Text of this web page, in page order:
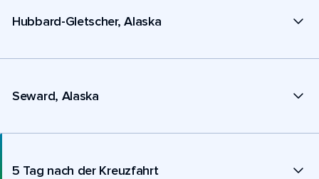
Hubbard-Gletscher, Alaska
Seward, Alaska
5 Tag nach der Kreuzfahrt